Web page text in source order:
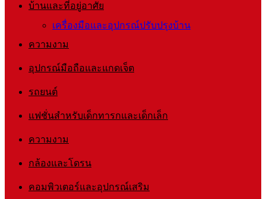
บ้านและที่อยู่อาศัย
เครื่องมือและอุปกรณ์ปรับปรุงบ้าน
ความงาม
อุปกรณ์มือถือและแกดเจ็ต
รถยนต์
แฟชั่นสำหรับเด็กทารกและเด็กเล็ก
ความงาม
กล้องและโดรน
คอมพิวเตอร์และอุปกรณ์เสริม